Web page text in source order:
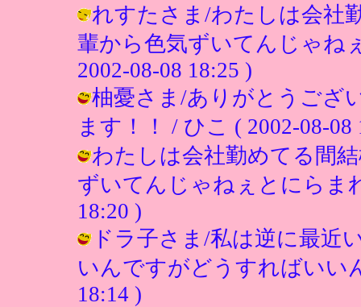
れすたさま/わたしは会社
輩から色気ずいてんじゃね
2002-08-08 18:25 )
柚憂さま/ありがとうござ
ます！！ / ひこ ( 2002-08-08
わたしは会社勤めてる間
ずいてんじゃねぇとにらま
18:20 )
ドラ子さま/私は逆に最近
いんですがどうすればいい
18:14 )